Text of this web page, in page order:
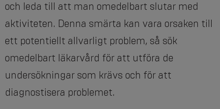
och leda till att man omedelbart slutar med
aktiviteten. Denna smärta kan vara orsaken till
ett potentiellt allvarligt problem, så sök
omedelbart läkarvård för att utföra de
undersökningar som krävs och för att
diagnostisera problemet.